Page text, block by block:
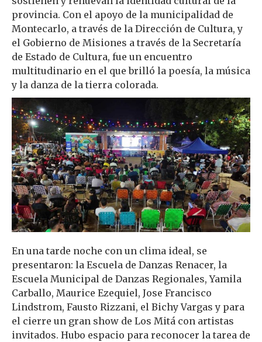
provincia. Con el apoyo de la municipalidad de
Montecarlo, a través de la Dirección de Cultura, y
el Gobierno de Misiones a través de la Secretaría
de Estado de Cultura, fue un encuentro
multitudinario en el que brilló la poesía, la música
y la danza de la tierra colorada.
En una tarde noche con un clima ideal, se
presentaron: la Escuela de Danzas Renacer, la
Escuela Municipal de Danzas Regionales, Yamila
Carballo, Maurice Ezequiel, Jose Francisco
Lindstrom, Fausto Rizzani, el Bichy Vargas y para
el cierre un gran show de Los Mitá con artistas
invitados. Hubo espacio para reconocer la tarea de